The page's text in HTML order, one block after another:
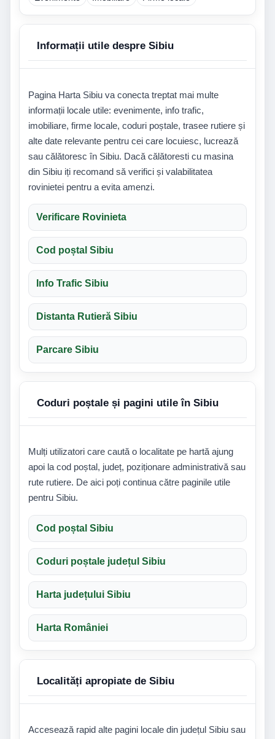
Informații utile despre Sibiu
Pagina Harta Sibiu va conecta treptat mai multe
informații locale utile: evenimente, info trafic,
imobiliare, firme locale, coduri poștale, trasee rutiere și
alte date relevante pentru cei care locuiesc, lucrează
sau călătoresc în Sibiu. Dacă călătoresti cu masina
din Sibiu iți recomand să verifici și valabilitatea
rovinietei pentru a evita amenzi.
Verificare Rovinieta
Cod poștal Sibiu
Info Trafic Sibiu
Distanta Rutieră Sibiu
Parcare Sibiu
Coduri poștale și pagini utile în Sibiu
Mulți utilizatori care caută o localitate pe hartă ajung
apoi la cod poștal, județ, poziționare administrativă sau
rute rutiere. De aici poți continua către paginile utile
pentru Sibiu.
Cod poștal Sibiu
Coduri poștale județul Sibiu
Harta județului Sibiu
Harta României
Localități apropiate de Sibiu
Accesează rapid alte pagini locale din județul Sibiu sau